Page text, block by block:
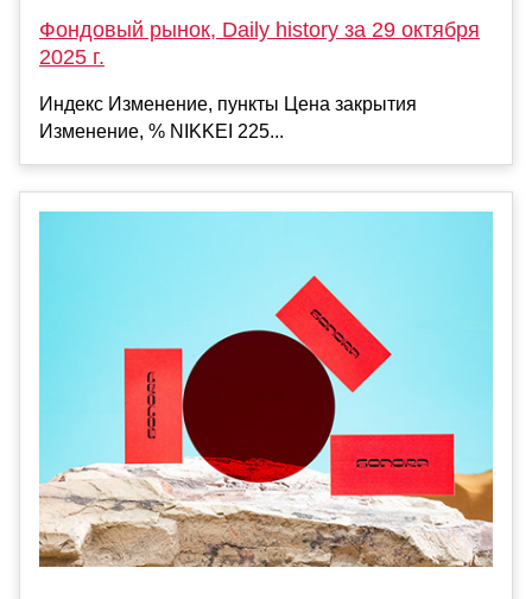
Фондовый рынок, Daily history за 29 октября
2025 г.
Индекс Изменение, пункты Цена закрытия
Изменение, % NIKKEI 225...